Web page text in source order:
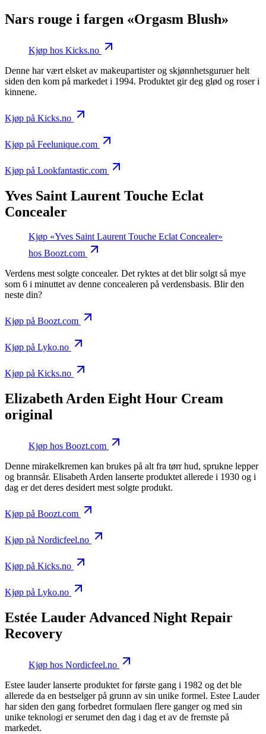
Nars rouge i fargen «Orgasm Blush»
Kjøp hos Kicks.no
Denne har vært elsket av makeupartister og skjønnhetsguruer helt
siden den kom på markedet i 1994. Produktet gir deg glød og roser i
kinnene.
Kjøp på Kicks.no
Kjøp på Feelunique.com
Kjøp på Lookfantastic.com
Yves Saint Laurent Touche Eclat
Concealer
Kjøp «Yves Saint Laurent Touche Eclat Concealer»
hos Boozt.com
Verdens mest solgte concealer. Det ryktes at det blir solgt så mye
som 6 i minuttet av denne concealeren på verdensbasis. Blir den
neste din?
Kjøp på Boozt.com
Kjøp på Lyko.no
Kjøp på Kicks.no
Elizabeth Arden Eight Hour Cream
original
Kjøp hos Boozt.com
Denne mirakelkremen kan brukes på alt fra tørr hud, sprukne lepper
og brannsår. Elisabeth Arden lanserte produktet allerede i 1930 og i
dag er det deres desidert mest solgte produkt.
Kjøp på Boozt.com
Kjøp på Nordicfeel.no
Kjøp på Kicks.no
Kjøp på Lyko.no
Estée Lauder Advanced Night Repair
Recovery
Kjøp hos Nordicfeel.no
Estee lauder lanserte produktet for første gang i 1982 og det ble
allerede da en bestselger på grunn av sin unike formel. Estee Lauder
har siden den gang forbedret formulaen flere ganger og med sin
unike teknologi er serumet den dag i dag et av de fremste på
markedet.